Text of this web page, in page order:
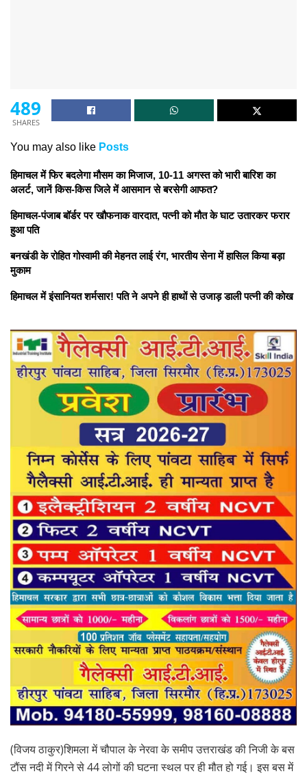
489
SHARES
You may also like Posts
हिमाचल में फिर बदलेगा मौसम का मिजाज, 10-11 अगस्त को भारी बारिश का
अलर्ट, जानें किस-किस जिले में आसमान से बरसेगी आफत?
हिमाचल-पंजाब बॉर्डर पर खौफनाक वारदात, पत्नी को मौत के घाट उतारकर फरार
हुआ पति
बनखंडी के रोहित गोस्वामी की मेहनत लाई रंग, भारतीय सेना में हासिल किया बड़ा
मुकाम
हिमाचल में इंसानियत शर्मसार! पति ने अपने ही हाथों से उजाड़ डाली पत्नी की कोख
(विजय ठाकुर)शिमला में चौपाल के नेरवा के समीप उत्तराखंड की निजी के बस
टौंस नदी में गिरने से 44 लोगों की घटना स्थल पर ही मौत हो गई। इस बस में